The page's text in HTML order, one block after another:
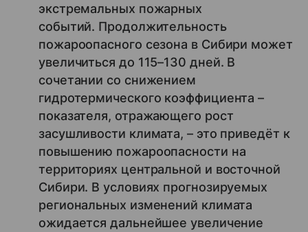
экстремальных пожарных
событий. Продолжительность
пожароопасного сезона в Сибири может
увеличиться до 115–130 дней. В
сочетании со снижением
гидротермического коэффициента –
показателя, отражающего рост
засушливости климата, – это приведёт к
повышению пожароопасности на
территориях центральной и восточной
Сибири. В условиях прогнозируемых
региональных изменений климата
ожидается дальнейшее увеличение